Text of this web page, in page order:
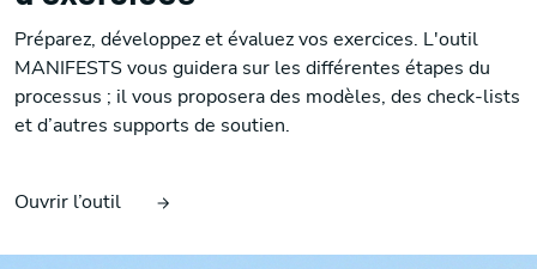
Préparez, développez et évaluez vos exercices. L'outil
MANIFESTS vous guidera sur les différentes étapes du
processus ; il vous proposera des modèles, des check-lists
et d’autres supports de soutien.
Ouvrir l’outil